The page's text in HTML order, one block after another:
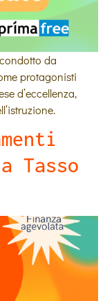
da
protagonisti
d’eccellenza,
Tasso